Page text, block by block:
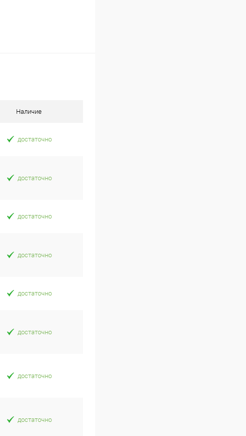
Наличие
достаточно
достаточно
достаточно
достаточно
достаточно
достаточно
достаточно
достаточно